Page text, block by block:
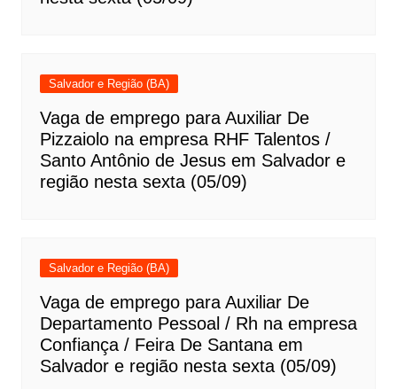
Salvador e Região (BA)
Vaga de emprego para Auxiliar De
Pizzaiolo na empresa RHF Talentos /
Santo Antônio de Jesus em Salvador e
região nesta sexta (05/09)
Salvador e Região (BA)
Vaga de emprego para Auxiliar De
Departamento Pessoal / Rh na empresa
Confiança / Feira De Santana em
Salvador e região nesta sexta (05/09)